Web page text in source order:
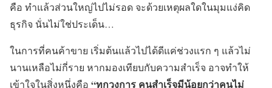
คือ ทำแล้วส่วนใหญ่ไปไม่รอด จะด้วยเหตุผลใดในมุมแง่คิด
ธุรกิจ นั่นไม่ใช่ประเด็น…
ในการที่คนค้าขาย เริ่มต้นแล้วไปได้ดีแค่ช่วงแรก ๆ แล้วไม่
นานเหลือไม่กี่ราย หากมองเทียบกับความสำเร็จ อาจทำให้
เข้าใจในสิ่งหนึ่งคือ “ทุกวงการ คนสำเร็จมีน้อยกว่าคนไม่